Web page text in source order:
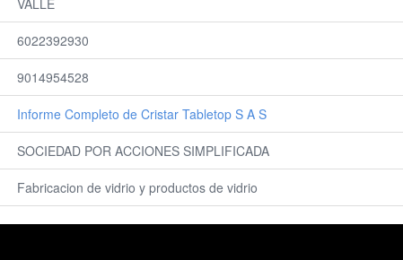
VALLE
6022392930
9014954528
Informe Completo de Cristar Tabletop S A S
SOCIEDAD POR ACCIONES SIMPLIFICADA
Fabricacion de vidrio y productos de vidrio